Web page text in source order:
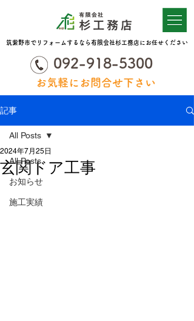
092-918-5300
お気軽にお問合せ下さい
筑紫野市でリフォームするなら有限会社杉工務店にお任せください
記事
All Posts
お知らせ
施工実績
All Posts
玄関ドア工事
2024年7月25日